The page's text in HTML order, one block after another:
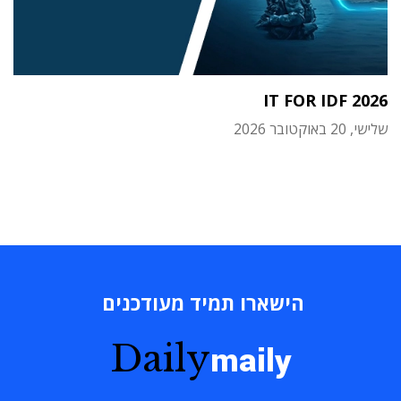
IT FOR IDF 2026
שלישי, 20 באוקטובר 2026
הישארו תמיד מעודכנים
Dailymaily